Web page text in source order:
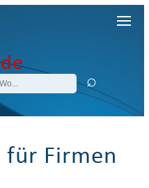
für Firmen